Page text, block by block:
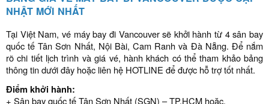
NHẬT MỚI NHẤT
Tại Việt Nam, vé máy bay đi Vancouver sẽ khởi hành từ 4 sân bay
quốc tế Tân Sơn Nhất, Nội Bài, Cam Ranh và Đà Nẵng. Để nắm
rõ chi tiết lịch trình và giá vé, hành khách có thể tham khảo bảng
thông tin dưới đây hoặc liên hệ HOTLINE để được hỗ trợ tốt nhất.
Điểm khởi hành:
+ Sân bay quốc tế Tân Sơn Nhất (SGN) – TP.HCM hoặc,